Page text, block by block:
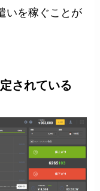
いを稼ぐことが
されている